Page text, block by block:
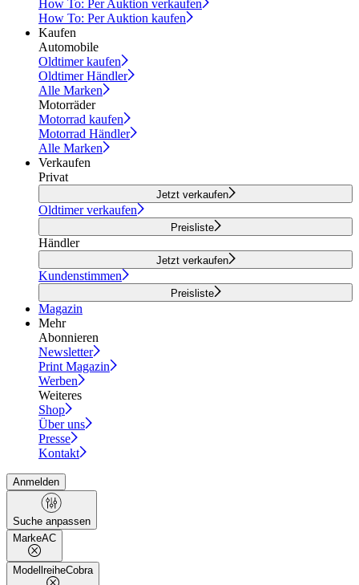
How To: Per Auktion verkaufen
How To: Per Auktion kaufen
Kaufen
Automobile
Oldtimer kaufen
Oldtimer Händler
Alle Marken
Motorräder
Motorrad kaufen
Motorrad Händler
Alle Marken
Verkaufen
Privat
Jetzt verkaufen
Oldtimer verkaufen
Preisliste
Händler
Jetzt verkaufen
Kundenstimmen
Preisliste
Magazin
Mehr
Abonnieren
Newsletter
Print Magazin
Werben
Weiteres
Shop
Über uns
Presse
Kontakt
Anmelden
Suche anpassen
MarkeAC
ModellreiheCobra